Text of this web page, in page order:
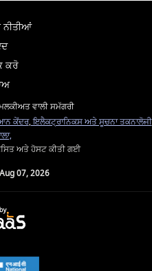
ਕਰੋ
ਵਾਲੀ ਸਮੱਗਰੀ
ਕੇਂਦਰ,ਇਲੈਕਟ੍ਰਾਨਿਕਸ ਅਤੇ ਸੂਚਨਾ ਤਕਨਾਲੋਜੀ
ਅਤੇ ਹੋਸਟ ਕੀਤੀ ਗਈ
Aug 07, 2026